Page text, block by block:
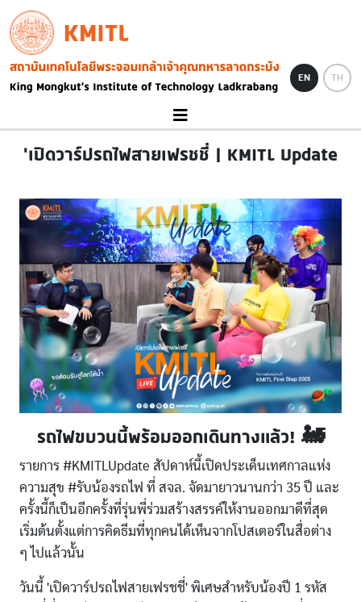
Skip to main content
KMITL
Image
EN TH
'เปิดวาร์ปรถไฟสายเฟรชชี่ | KMITL Update
รถไฟขบวนนี้พร้อมออกเดินทางแล้ว! 🚂
รายการ #KMITLUpdate สัปดาห์นี้เปิดประเด็นเทศกาลแห่ง
ความสุข #รับน้องรถไฟ ที่ สจล. จัดมายาวนานกว่า 35 ปี และ
ครั้งนี้ก็เป็นอีกครั้งที่รุ่นพี่ร่วมสร้างสรรค์ให้งานออกมาดีที่สุด
เริ่มต้นตั้งแต่การคิดธีมที่ทุกคนได้เห็นจากโปสเตอร์ในสื่อต่าง
ๆ ไปแล้วนั้น
วันนี้ 'เปิดวาร์ปรถไฟสายเฟรชชี่' พิเศษสำหรับน้องปี 1 รหัส